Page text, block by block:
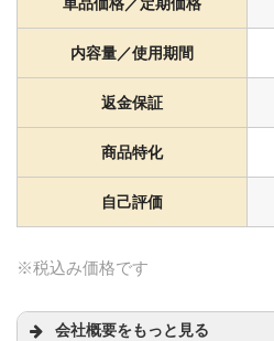
内容量／使用期間
返金保証
商品特化
自己評価
※税込み価格です
会社概要をもっと見る